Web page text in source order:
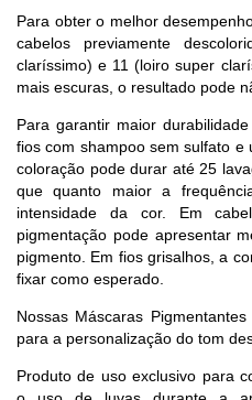
Para obter o melhor
cabelos previamente
claríssimo) e 11 (loiro super
mais escuras, o resultado pode
Para garantir maior
fios com shampoo sem sulfato e
coloração pode durar até 25
que quanto maior a
intensidade da cor. Em
pigmentação pode apresentar
pigmento. Em fios grisalhos, a
fixar como esperado.
Nossas Máscaras
para a personalização do tom
Produto de uso exclusivo para